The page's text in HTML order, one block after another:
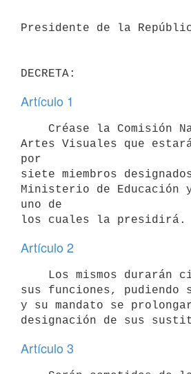
Presidente de la
Artículo 1
Artes Visuales que
por
siete miembros
Ministerio de Educación
uno de
Artículo 2
sus funciones, pudiendo
y su mandato se
Artículo 3